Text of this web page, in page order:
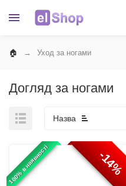
Уход за ногами
Догляд за ногами
Назва
100% в наявності -14%